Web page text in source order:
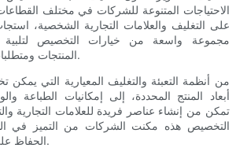
الاحتياجات المتنوعة للشركات في مختلف
على التغليف والعلامات التجارية الشخصية،
مجموعة واسعة من خيارات التخصيص
المنتجات ومتطلبات العلامات التجارية.
من أنظمة التعبئة والتغليف المعيارية التي يمكن
أبعاد المنتج المحددة، إلى إمكانيات الطباعة
تمكن من إنشاء عناصر فريدة للعلامات التجارية
التخصيص هذه مكنت الشركات من التميز في
الحفاظ على الكفاءة التشغيلية.